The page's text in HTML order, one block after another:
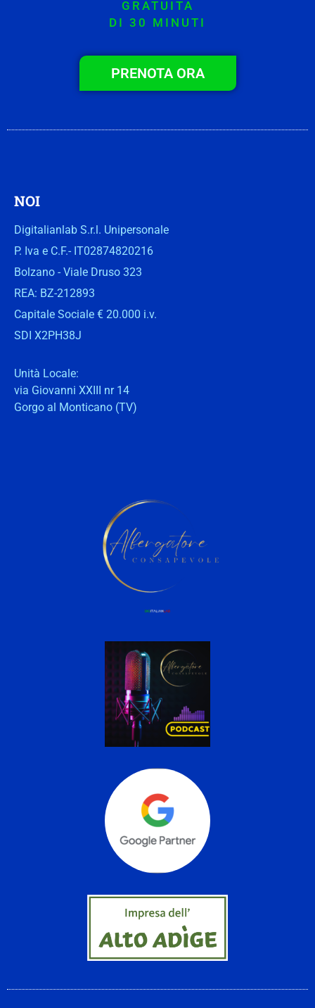
GRATUITA
DI 30 MINUTI
PRENOTA ORA
NOI
Digitalianlab S.r.l. Unipersonale
P. Iva e C.F.- IT02874820216
Bolzano - Viale Druso 323
REA: BZ-212893
Capitale Sociale € 20.000 i.v.
SDI X2PH38J
Unità Locale:
via Giovanni XXIII nr 14
Gorgo al Monticano (TV)